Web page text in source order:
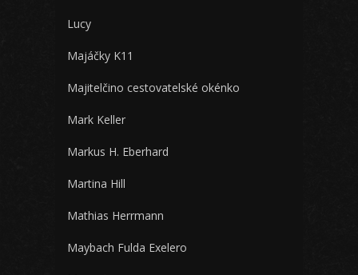
Lucy
Majáčky K11
Majitelčino cestovatelské okénko
Mark Keller
Markus H. Eberhard
Martina Hill
Mathias Herrmann
Maybach Fulda Exelero